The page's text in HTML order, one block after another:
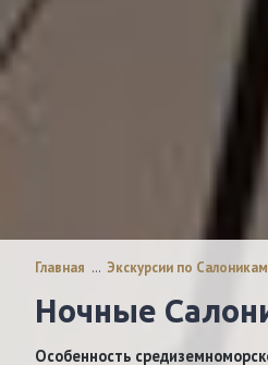
Главная … Экскурсии по Салоникам
Ночные
Особенность